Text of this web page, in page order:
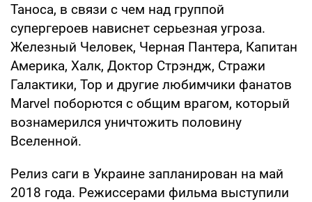
Таноса, в связи с чем над группой
супергероев нависнет серьезная угроза.
Железный Человек, Черная Пантера, Капитан
Америка, Халк, Доктор Стрэндж, Стражи
Галактики, Тор и другие любимчики фанатов
Marvel поборются с общим врагом, который
вознамерился уничтожить половину
Вселенной.
Релиз саги в Украине запланирован на май
2018 года. Режиссерами фильма выступили